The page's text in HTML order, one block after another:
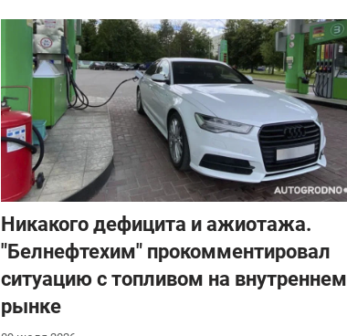
Никакого дефицита и ажиотажа.
"Белнефтехим" прокомментировал
ситуацию с топливом на внутреннем
рынке